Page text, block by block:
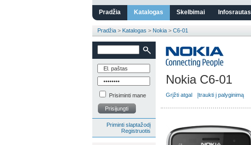
Pradžia Katalogas Skelbimai Infosrautas
Pradžia > Katalogas > Nokia > C6-01
Prisiminti mane
Prisijungti
Priminti slaptažodį
Registruotis
Nokia C6-01
Grįžti atgal Įtraukti į palyginimą